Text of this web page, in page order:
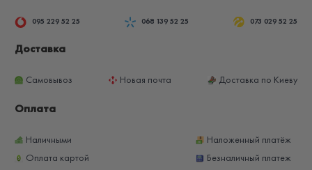
095 229 52 25 068 139 52 25 073 029 52 25
Доставка
Самовывоз Новая почта Доставка по Киеву
Оплата
Наличными
Наложенный платёж
Оплата картой
Безналичный платеж